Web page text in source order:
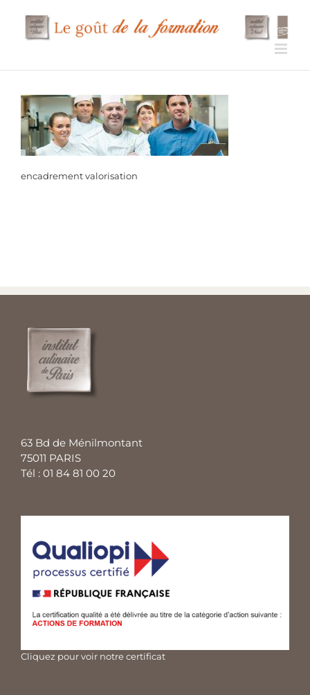
contenu
encadrement valorisation
63 Bd de Ménilmontant
75011 PARIS
Tél : 01 84 81 00 20
Cliquez pour voir notre certificat